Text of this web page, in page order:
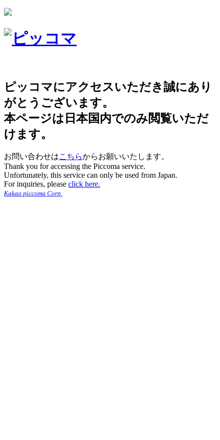
ピッコマにアクセスいただき誠にあり
がとうございます。
本ページは日本国内でのみ閲覧いただ
けます。
お問い合わせはこちらからお願いいたします。
Thank you for accessing the Piccoma service.
Unfortunately, this service can only be used from Japan.
For inquiries, please click here.
Kakao piccoma Corp.